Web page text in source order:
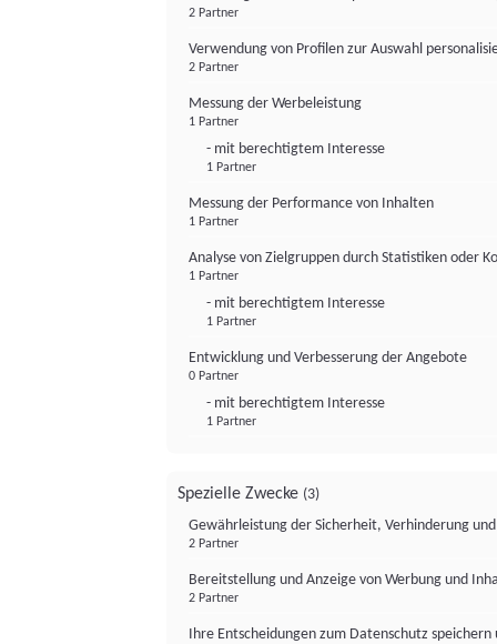
2 Partner
Verwendung von Profilen zur Auswahl
2 Partner
Messung der Werbeleistung
1 Partner
- mit berechtigtem Interesse
1 Partner
Messung der Performance von Inhalten
1 Partner
Analyse von Zielgruppen durch Statistiken oder
1 Partner
- mit berechtigtem Interesse
1 Partner
Entwicklung und Verbesserung der Angebote
0 Partner
- mit berechtigtem Interesse
1 Partner
Spezielle Zwecke (3)
Gewährleistung der Sicherheit, Verhinderung
2 Partner
Bereitstellung und Anzeige von Werbung und
2 Partner
Ihre Entscheidungen zum Datenschutz